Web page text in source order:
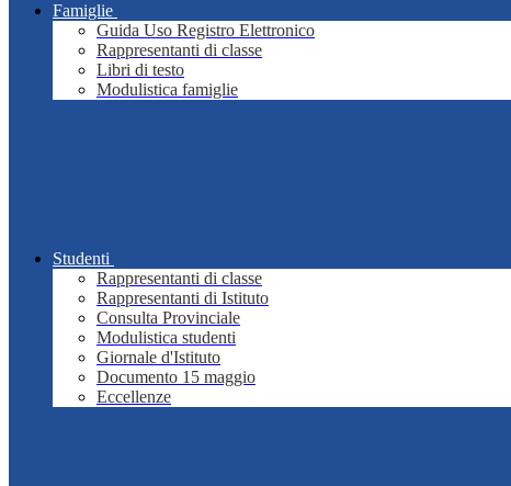
Famiglie
Guida Uso Registro Elettronico
Rappresentanti di classe
Libri di testo
Modulistica famiglie
Studenti
Rappresentanti di classe
Rappresentanti di Istituto
Consulta Provinciale
Modulistica studenti
Giornale d'Istituto
Documento 15 maggio
Eccellenze